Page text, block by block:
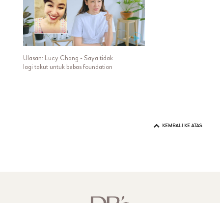
Ulasan: Lucy Chang - Saya tidak
lagi takut untuk bebas foundation
KEMBALI KE ATAS